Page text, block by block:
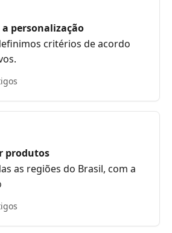
personalização
critérios de acordo
produtos
as regiões do Brasil, com a